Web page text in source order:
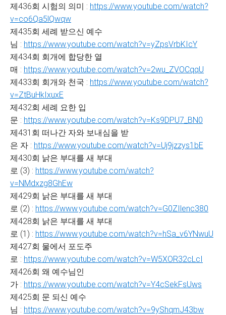
제436회 시험의 의미 : https://www.youtube.com/watch?
v=co6Qa5lQwqw
제435회 세례 받으신 예수
님 : https://www.youtube.com/watch?v=yZpsVrbKIcY
제434회 회개에 합당한 열
매 : https://www.youtube.com/watch?v=2wu_ZVOCqqU
제433회 회개와 천국 : https://www.youtube.com/watch?
v=ZtBuHkIxuxE
제432회 세례 요한 입
문 : https://www.youtube.com/watch?v=Ks9DPU7_BN0
제431회 떠나간 자와 보내심을 받
은 자 : https://www.youtube.com/watch?v=Uj9jzzys1bE
제430회 낡은 부대를 새 부대
로 (3) : https://www.youtube.com/watch?
v=NMdxzg8GhEw
제429회 낡은 부대를 새 부대
로 (2) : https://www.youtube.com/watch?v=G0ZIlenc380
제428회 낡은 부대를 새 부대
로 (1) : https://www.youtube.com/watch?v=hSa_v6YNwuU
제427회 물에서 포도주
로 : https://www.youtube.com/watch?v=W5XOR32cLcI
제426회 왜 예수님인
가 : https://www.youtube.com/watch?v=Y4cSekFsUws
제425회 문 되신 예수
님 : https://www.youtube.com/watch?v=9yShqmJ43bw